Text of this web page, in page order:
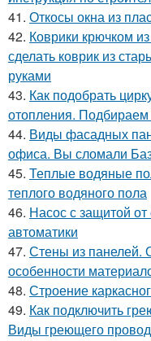
41. Откосы окна из
42. Коврики крючком
сделать коврик из
руками
43. Как подобрать
отопления. Подбираем
44. Виды фасадных
офиса. Вы сломали
45. Теплые водяные
теплого водяного пола
46. Насос с защитой от
автоматики
47. Стены из панелей.
особенности
48. Строение
49. Как подключить
Виды греющего